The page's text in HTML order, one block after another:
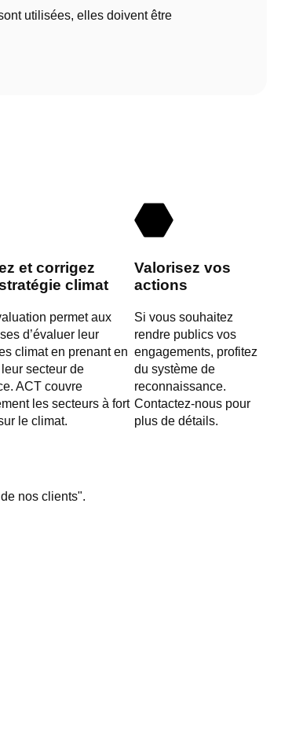
utilisées, elles doivent être
et corrigez
climat
permet aux
d’évaluer leur
climat en prenant en
secteur de
ACT couvre
les secteurs à fort
le climat.
Valorisez vos
actions
Si vous souhaitez
rendre publics vos
engagements, profitez
du système de
reconnaissance.
Contactez-nous pour
plus de détails.
nos clients".